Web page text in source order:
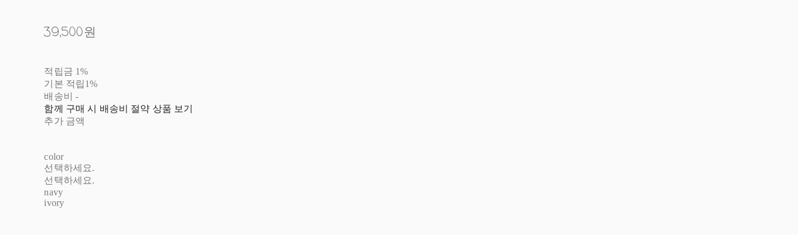
39,500원
적립금 1%
기본 적립1%
배송비-
함께 구매 시 배송비 절약 상품 보기
추가 금액
color
선택하세요.
선택하세요.
navy
ivory